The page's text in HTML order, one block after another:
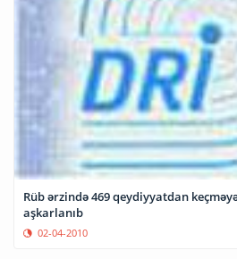
Rüb ərzində 469 qeydiyyatdan
aşkarlanıb
02-04-2010